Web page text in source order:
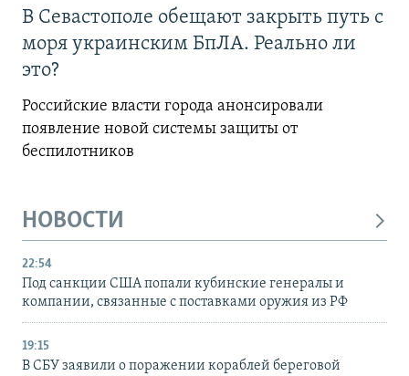
В Севастополе обещают закрыть путь с
моря украинским БпЛА. Реально ли
это?
Российские власти города анонсировали
появление новой системы защиты от
беспилотников
НОВОСТИ
22:54
Под санкции США попали кубинские генералы и
компании, связанные с поставками оружия из РФ
19:15
В СБУ заявили о поражении кораблей береговой